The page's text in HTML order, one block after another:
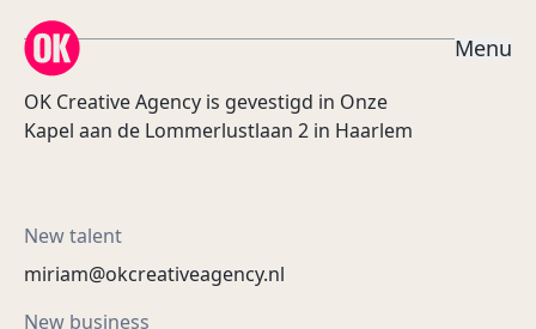
OK Creative Agency
Menu
OK Creative Agency is gevestigd in Onze
Kapel aan de Lommerlustlaan 2 in Haarlem
New talent
miriam@okcreativeagency.nl
New business